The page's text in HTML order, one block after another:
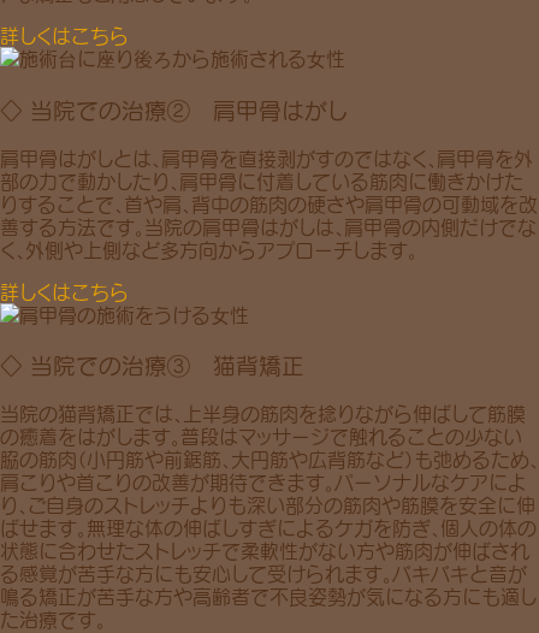
詳しくはこちら
◇ 当院での治療② 肩甲骨はがし
肩甲骨はがしとは、肩甲骨を直接剥がすのではなく、肩甲骨を外
部の力で動かしたり、肩甲骨に付着している筋肉に働きかけた
りすることで、首や肩、背中の筋肉の硬さや肩甲骨の可動域を改
善する方法です。当院の肩甲骨はがしは、肩甲骨の内側だけでな
く、外側や上側など多方向からアプローチします。
詳しくはこちら
◇ 当院での治療③ 猫背矯正
当院の猫背矯正では、上半身の筋肉を捻りながら伸ばして筋膜
の癒着をはがします。普段はマッサージで触れることの少ない
脇の筋肉（小円筋や前鋸筋、大円筋や広背筋など）も弛めるため、
肩こりや首こりの改善が期待できます。パーソナルなケアによ
り、ご自身のストレッチよりも深い部分の筋肉や筋膜を安全に伸
ばせます。無理な体の伸ばしすぎによるケガを防ぎ、個人の体の
状態に合わせたストレッチで柔軟性がない方や筋肉が伸ばされ
る感覚が苦手な方にも安心して受けられます。バキバキと音が
鳴る矯正が苦手な方や高齢者で不良姿勢が気になる方にも適し
た治療です。